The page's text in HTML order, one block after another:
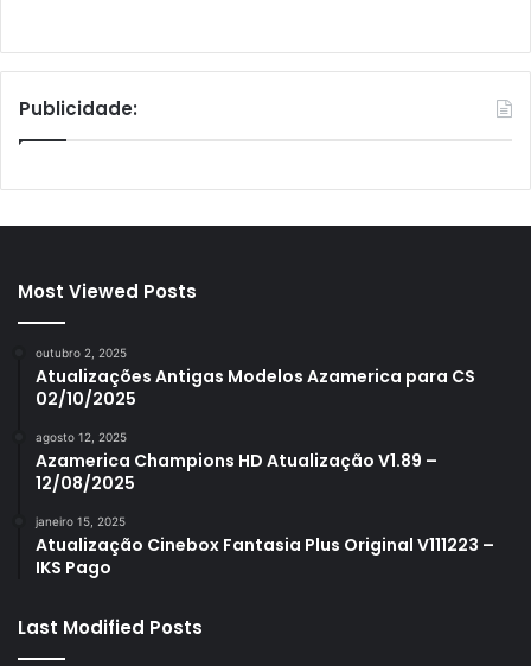
Publicidade:
Most Viewed Posts
outubro 2, 2025
Atualizações Antigas Modelos Azamerica para CS
02/10/2025
agosto 12, 2025
Azamerica Champions HD Atualização V1.89 –
12/08/2025
janeiro 15, 2025
Atualização Cinebox Fantasia Plus Original V111223 –
IKS Pago
Last Modified Posts